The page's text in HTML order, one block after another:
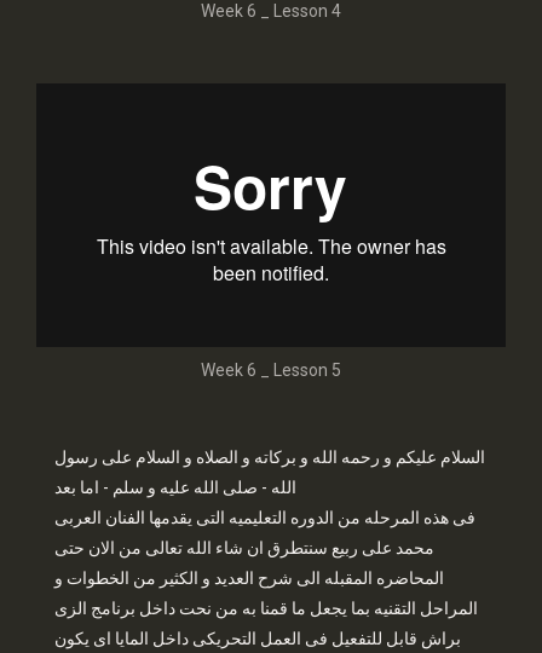
Week 6 _ Lesson 4
Week 6 _ Lesson 5
السلام عليكم و رحمه الله و بركاته و الصلاه و السلام على رسول
الله - صلى الله عليه و سلم - اما بعد
فى هذه المرحله من الدوره التعليميه التى يقدمها الفنان العربى
محمد على ربيع سنتطرق ان شاء الله تعالى من الان حتى
المحاضره المقبله الى شرح العديد و الكثير من الخطوات و
المراحل التقنيه بما يجعل ما قمنا به من نحت داخل برنامج الزى
براش قابل للتفعيل فى العمل التحريكى داخل المايا اى يكون